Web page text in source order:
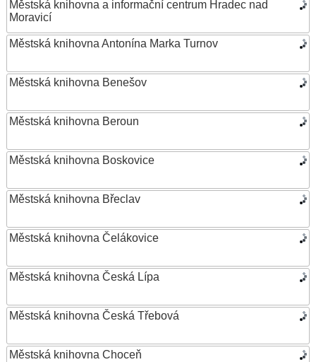
Městská knihovna a informační centrum Hradec nad
Moravicí
Městská knihovna Antonína Marka Turnov
Městská knihovna Benešov
Městská knihovna Beroun
Městská knihovna Boskovice
Městská knihovna Břeclav
Městská knihovna Čelákovice
Městská knihovna Česká Lípa
Městská knihovna Česká Třebová
Městská knihovna Choceň